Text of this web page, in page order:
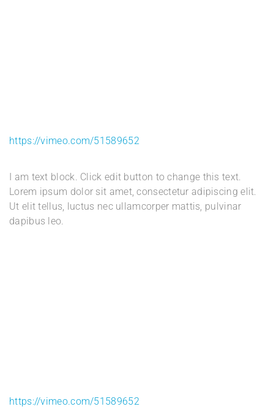
https://vimeo.com/51589652
I am text block. Click edit button to change this text.
Lorem ipsum dolor sit amet, consectetur adipiscing elit.
Ut elit tellus, luctus nec ullamcorper mattis, pulvinar
dapibus leo.
https://vimeo.com/51589652